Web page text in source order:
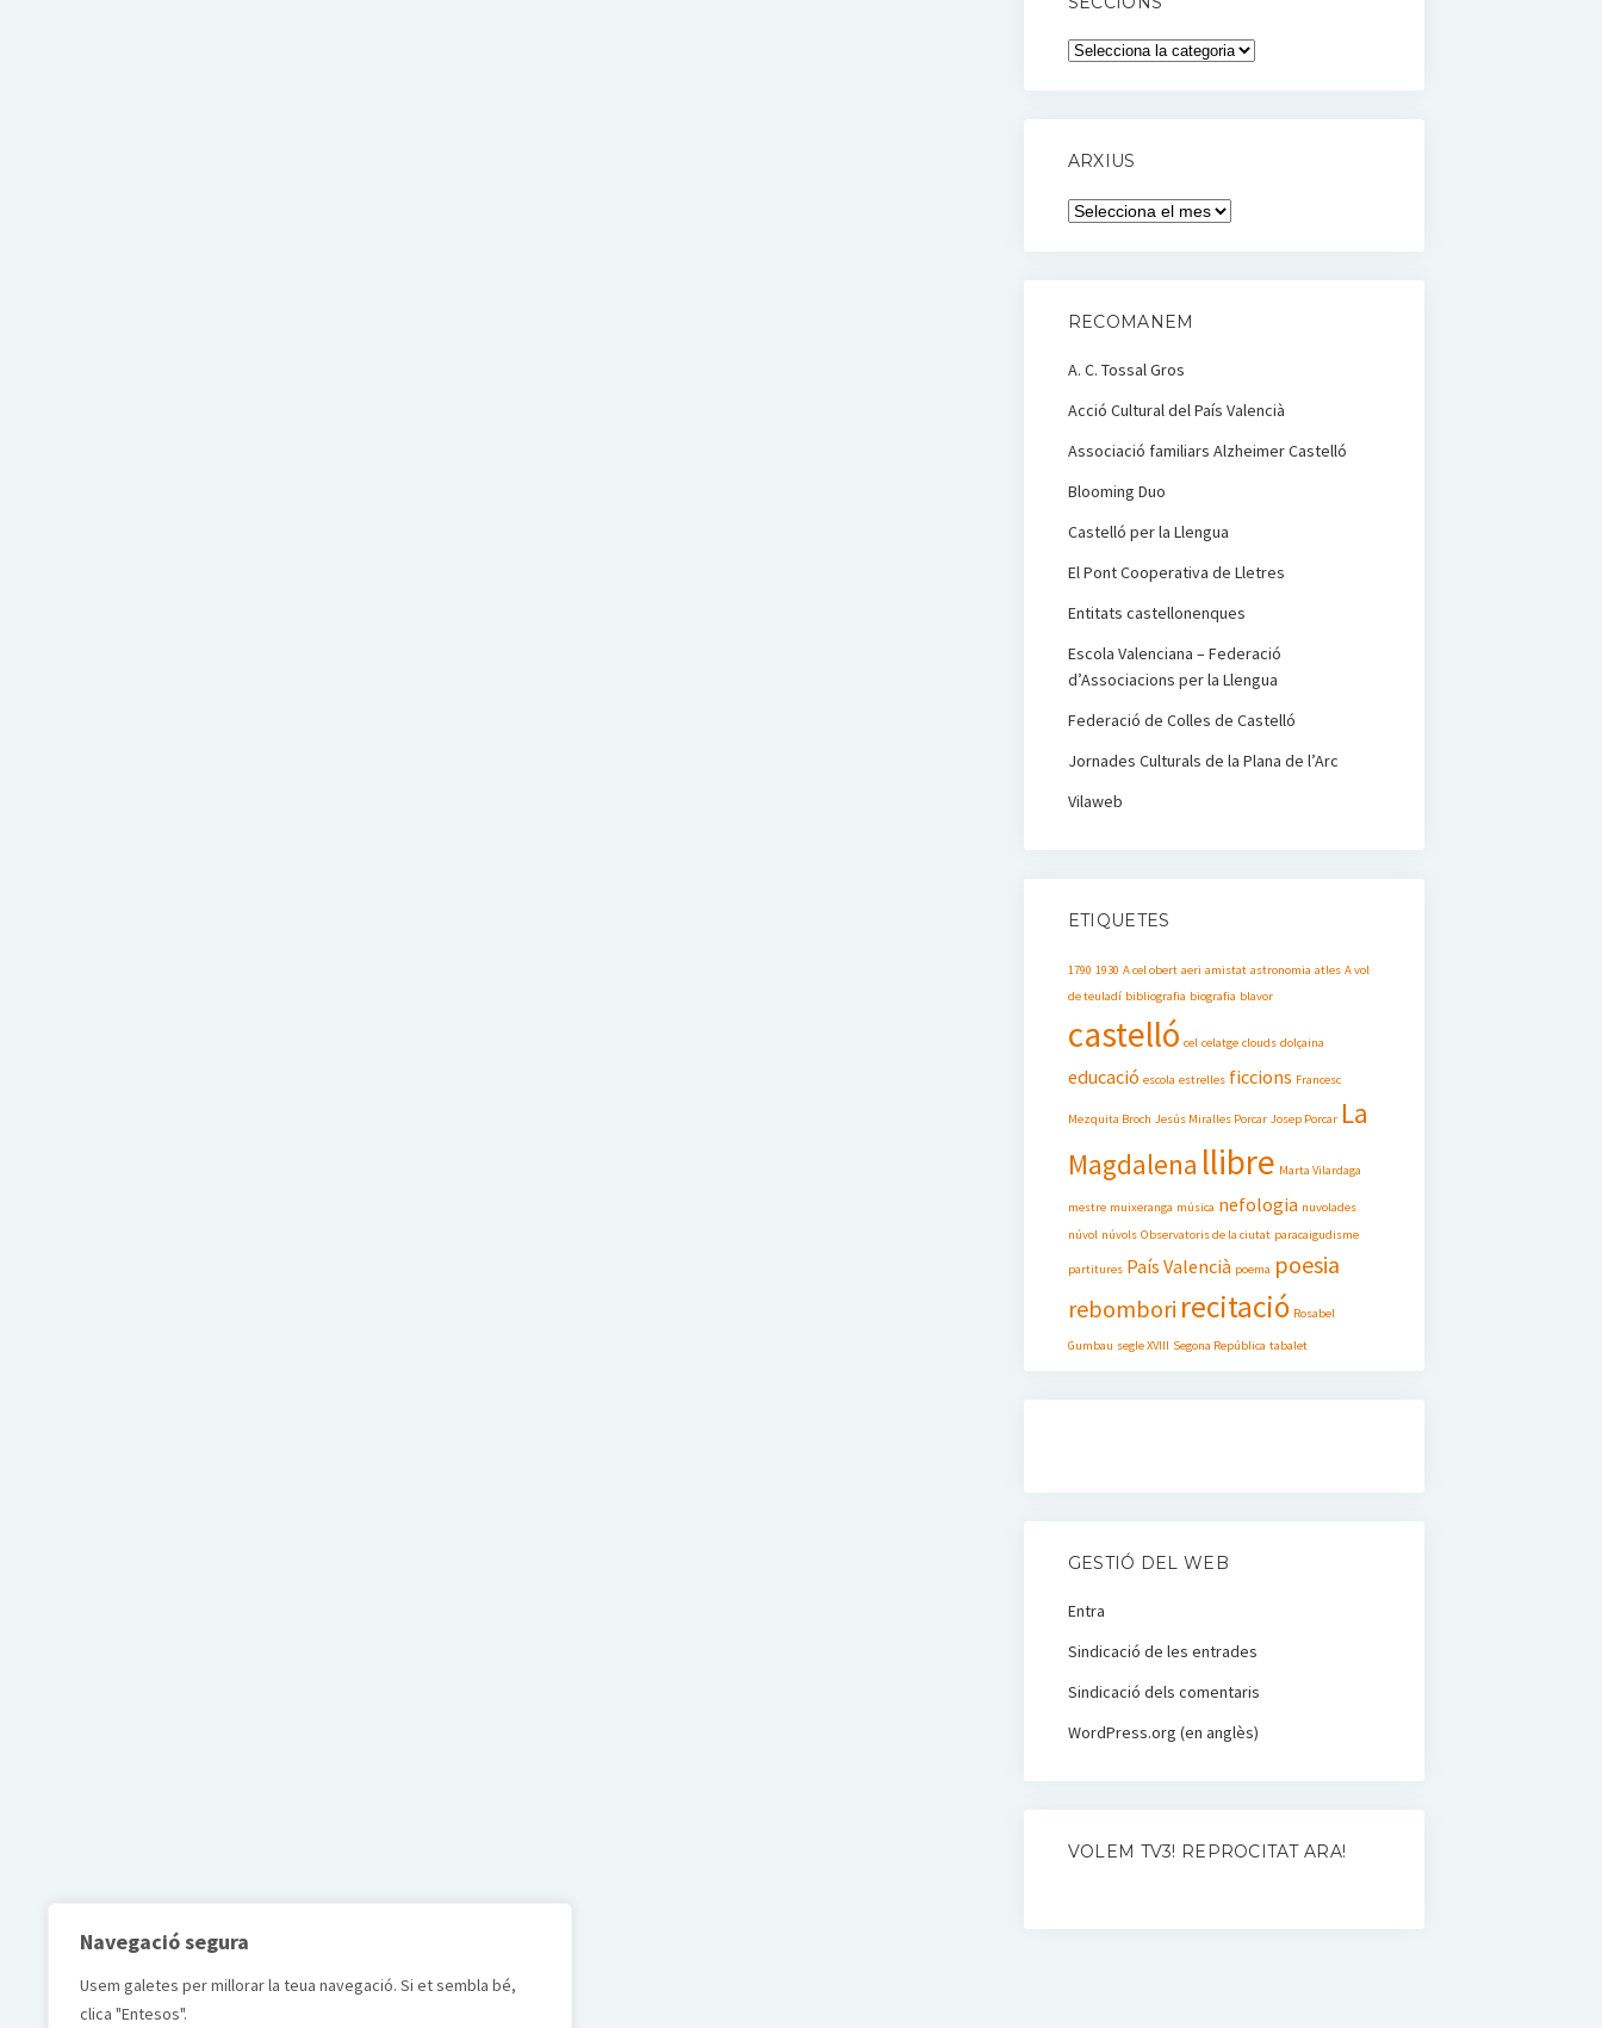
Navegació segura
Usem galetes per millorar la teua navegació. Si et sembla bé,
clica "Entesos".
Seccions
ARXIUS
Arxius
RECOMANEM
A. C. Tossal Gros
Acció Cultural del País Valencià
Associació familiars Alzheimer Castelló
Blooming Duo
Castelló per la Llengua
El Pont Cooperativa de Lletres
Entitats castellonenques
Escola Valenciana – Federació
d’Associacions per la Llengua
Federació de Colles de Castelló
Jornades Culturals de la Plana de l’Arc
Vilaweb
ETIQUETES
1790 1930 A cel obert aeri amistat astronomia atles A vol
de teuladí bibliografia biografia blavor
castelló cel celatge clouds dolçaina
educació escola estrelles ficcions Francesc
Mezquita Broch Jesús Miralles Porcar Josep Porcar La
Magdalena llibre Marta Vilardaga
mestre muixeranga música nefologia nuvolades
núvol núvols Observatoris de la ciutat paracaigudisme
partitures País Valencià poema poesia
rebombori recitació Rosabel
Gumbau segle XVIII Segona República tabalet
GESTIÓ DEL WEB
Entra
Sindicació de les entrades
Sindicació dels comentaris
WordPress.org (en anglès)
VOLEM TV3! REPROCITAT ARA!